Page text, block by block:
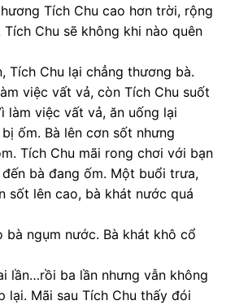
Tích Chu cao hơn trời, rộng
Tích Chu sẽ không khi nào quên
Tích Chu lại chẳng thương bà.
việc vất vả, còn Tích Chu suốt
làm việc vất vả, ăn uống lại
ốm. Bà lên cơn sốt nhưng
Tích Chu mãi rong chơi với bạn
bà đang ốm. Một buổi trưa,
sốt lên cao, bà khát nước quá
bà ngụm nước. Bà khát khô cổ
lần…rồi ba lần nhưng vẫn không
lại. Mãi sau Tích Chu thấy đói